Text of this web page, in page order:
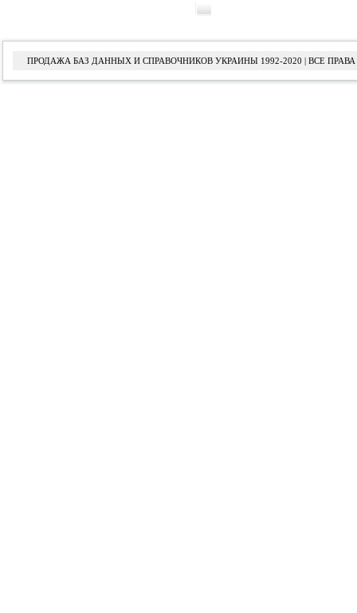
ПРОДАЖА БАЗ ДАННЫХ И СПРАВОЧНИКОВ УКРАИНЫ 1992-2020 | ВСЕ